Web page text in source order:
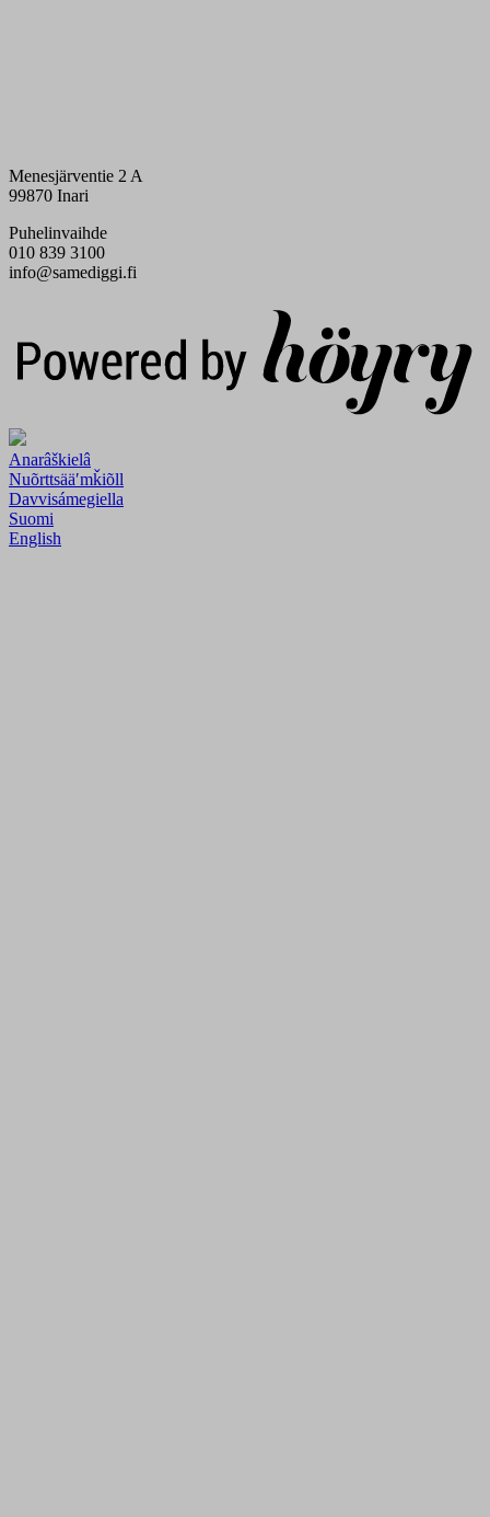
Menesjärventie 2 A
99870 Inari
Puhelinvaihde
010 839 3100
info@samediggi.fi
Anarâškielâ
Nuõrttsääʹmǩiõll
Davvisámegiella
Suomi
English